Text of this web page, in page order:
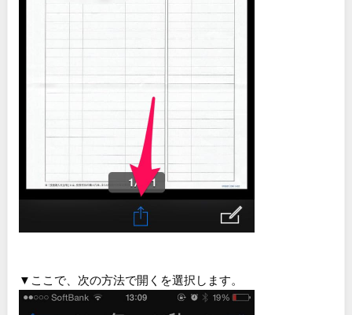
▼ここで、次の方法で開くを選択します。